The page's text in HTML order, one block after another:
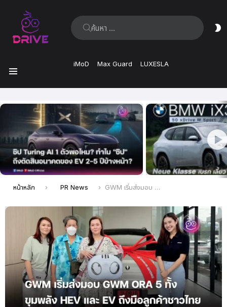
ค้นหา:
iMoD Max Guard LUXESLA
ล่าสุด
คุณอยู่ที่นี่:
หน้าหลัก PR News GWM เริ่มส่งมอบ GWM ORA 5 ทั้งขุมพลัง HEV และ EV ถึงมือลูกค้าชาวไทย